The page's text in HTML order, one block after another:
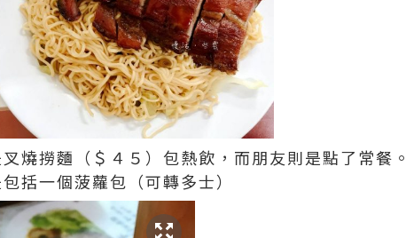
燒撈麵（＄４５）包熱飲，而朋友則是點了常餐。
括一個菠蘿包（可轉多士）